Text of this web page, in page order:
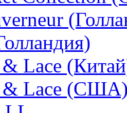
Lace
& Lace